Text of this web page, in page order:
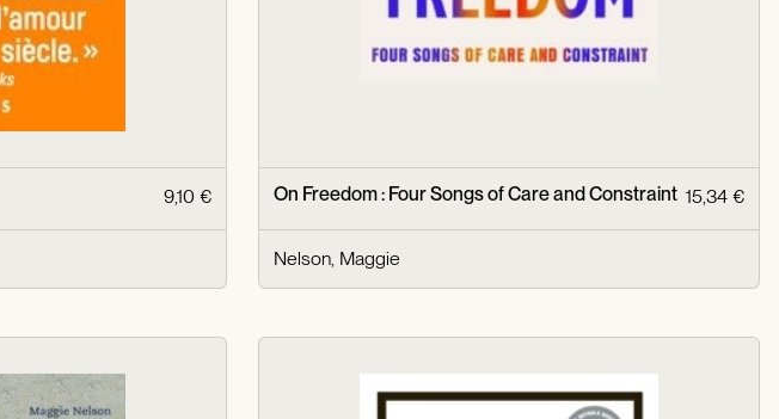
9,10 € On Freedom : Four Songs of Care and Constraint 15,34 €
Nelson, Maggie